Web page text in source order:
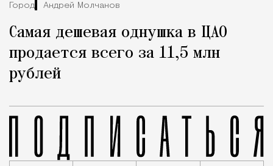
Город Андрей Молчанов
Самая дешевая однушка в ЦАО
продается всего за 11,5 млн
рублей